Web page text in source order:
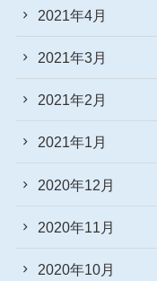
2021年4月
2021年3月
2021年2月
2021年1月
2020年12月
2020年11月
2020年10月